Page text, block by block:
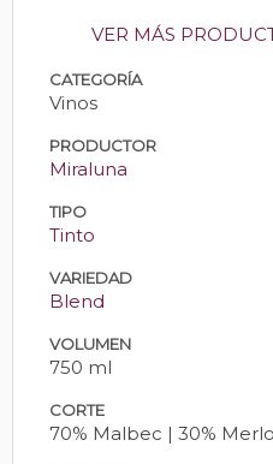
VER MÁS
CATEGORÍA
Vinos
PRODUCTOR
Miraluna
TIPO
Tinto
VARIEDAD
Blend
VOLUMEN
750 ml
CORTE
70% Malbec | 30%